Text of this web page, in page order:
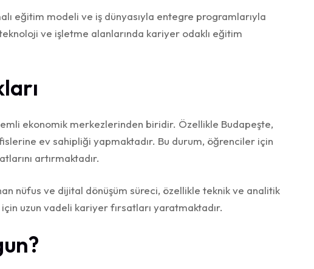
eğitim modeli ve iş dünyasıyla entegre programlarıyla
ve işletme alanlarında kariyer odaklı eğitim
ekonomik merkezlerinden biridir. Özellikle Budapeşte,
ev sahipliği yapmaktadır. Bu durum, öğrenciler için
artırmaktadır.
nüfus ve dijital dönüşüm süreci, özellikle teknik ve analitik
uzun vadeli kariyer fırsatları yaratmaktadır.